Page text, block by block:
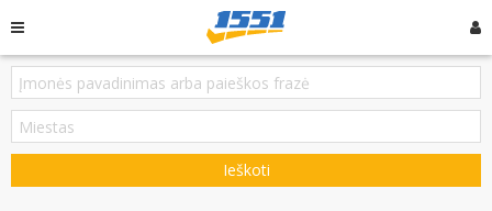
Ieškoti